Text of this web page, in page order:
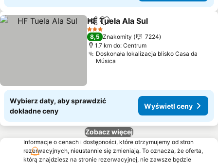
Udostępnij
Dodaj do ulubionych
HF Tuela Ala Sul
3 Kategoria
8,5 Znakomity
7224
1.7 km do: Centrum
Doskonała lokalizacja blisko Casa da
Música
Wybierz daty, aby sprawdzić
dokładne ceny
Wyświetl ceny
Zobacz więcej
Informacje o cenach i dostępności, które otrzymujemy od stron
rezerwacyjnych, nieustannie się zmieniają. To oznacza, że oferta,
którą znajdziesz na stronie rezerwacyjnej, nie zawsze będzie